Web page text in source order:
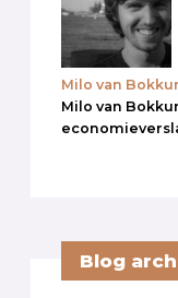
Milo van
Milo van
Blog